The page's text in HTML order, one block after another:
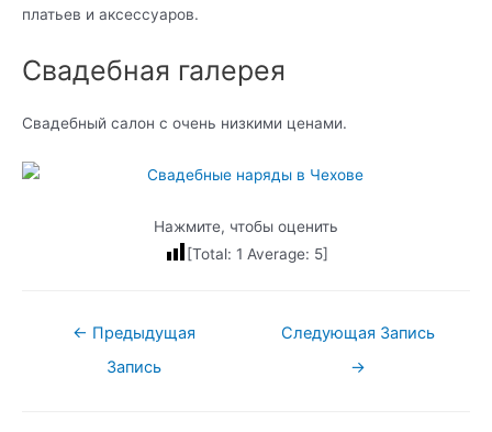
платьев и аксессуаров.
Свадебная галерея
Свадебный салон с очень низкими ценами.
Нажмите, чтобы оценить
[Total: 1 Average: 5]
Навигация
← Предыдущая
Запись
Следующая Запись
→